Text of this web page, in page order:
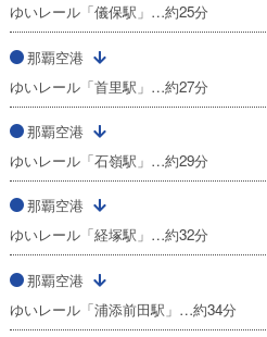
ゆいレール「儀保駅」…約25分
那覇空港
ゆいレール「首里駅」…約27分
那覇空港
ゆいレール「石嶺駅」…約29分
那覇空港
ゆいレール「経塚駅」…約32分
那覇空港
ゆいレール「浦添前田駅」…約34分